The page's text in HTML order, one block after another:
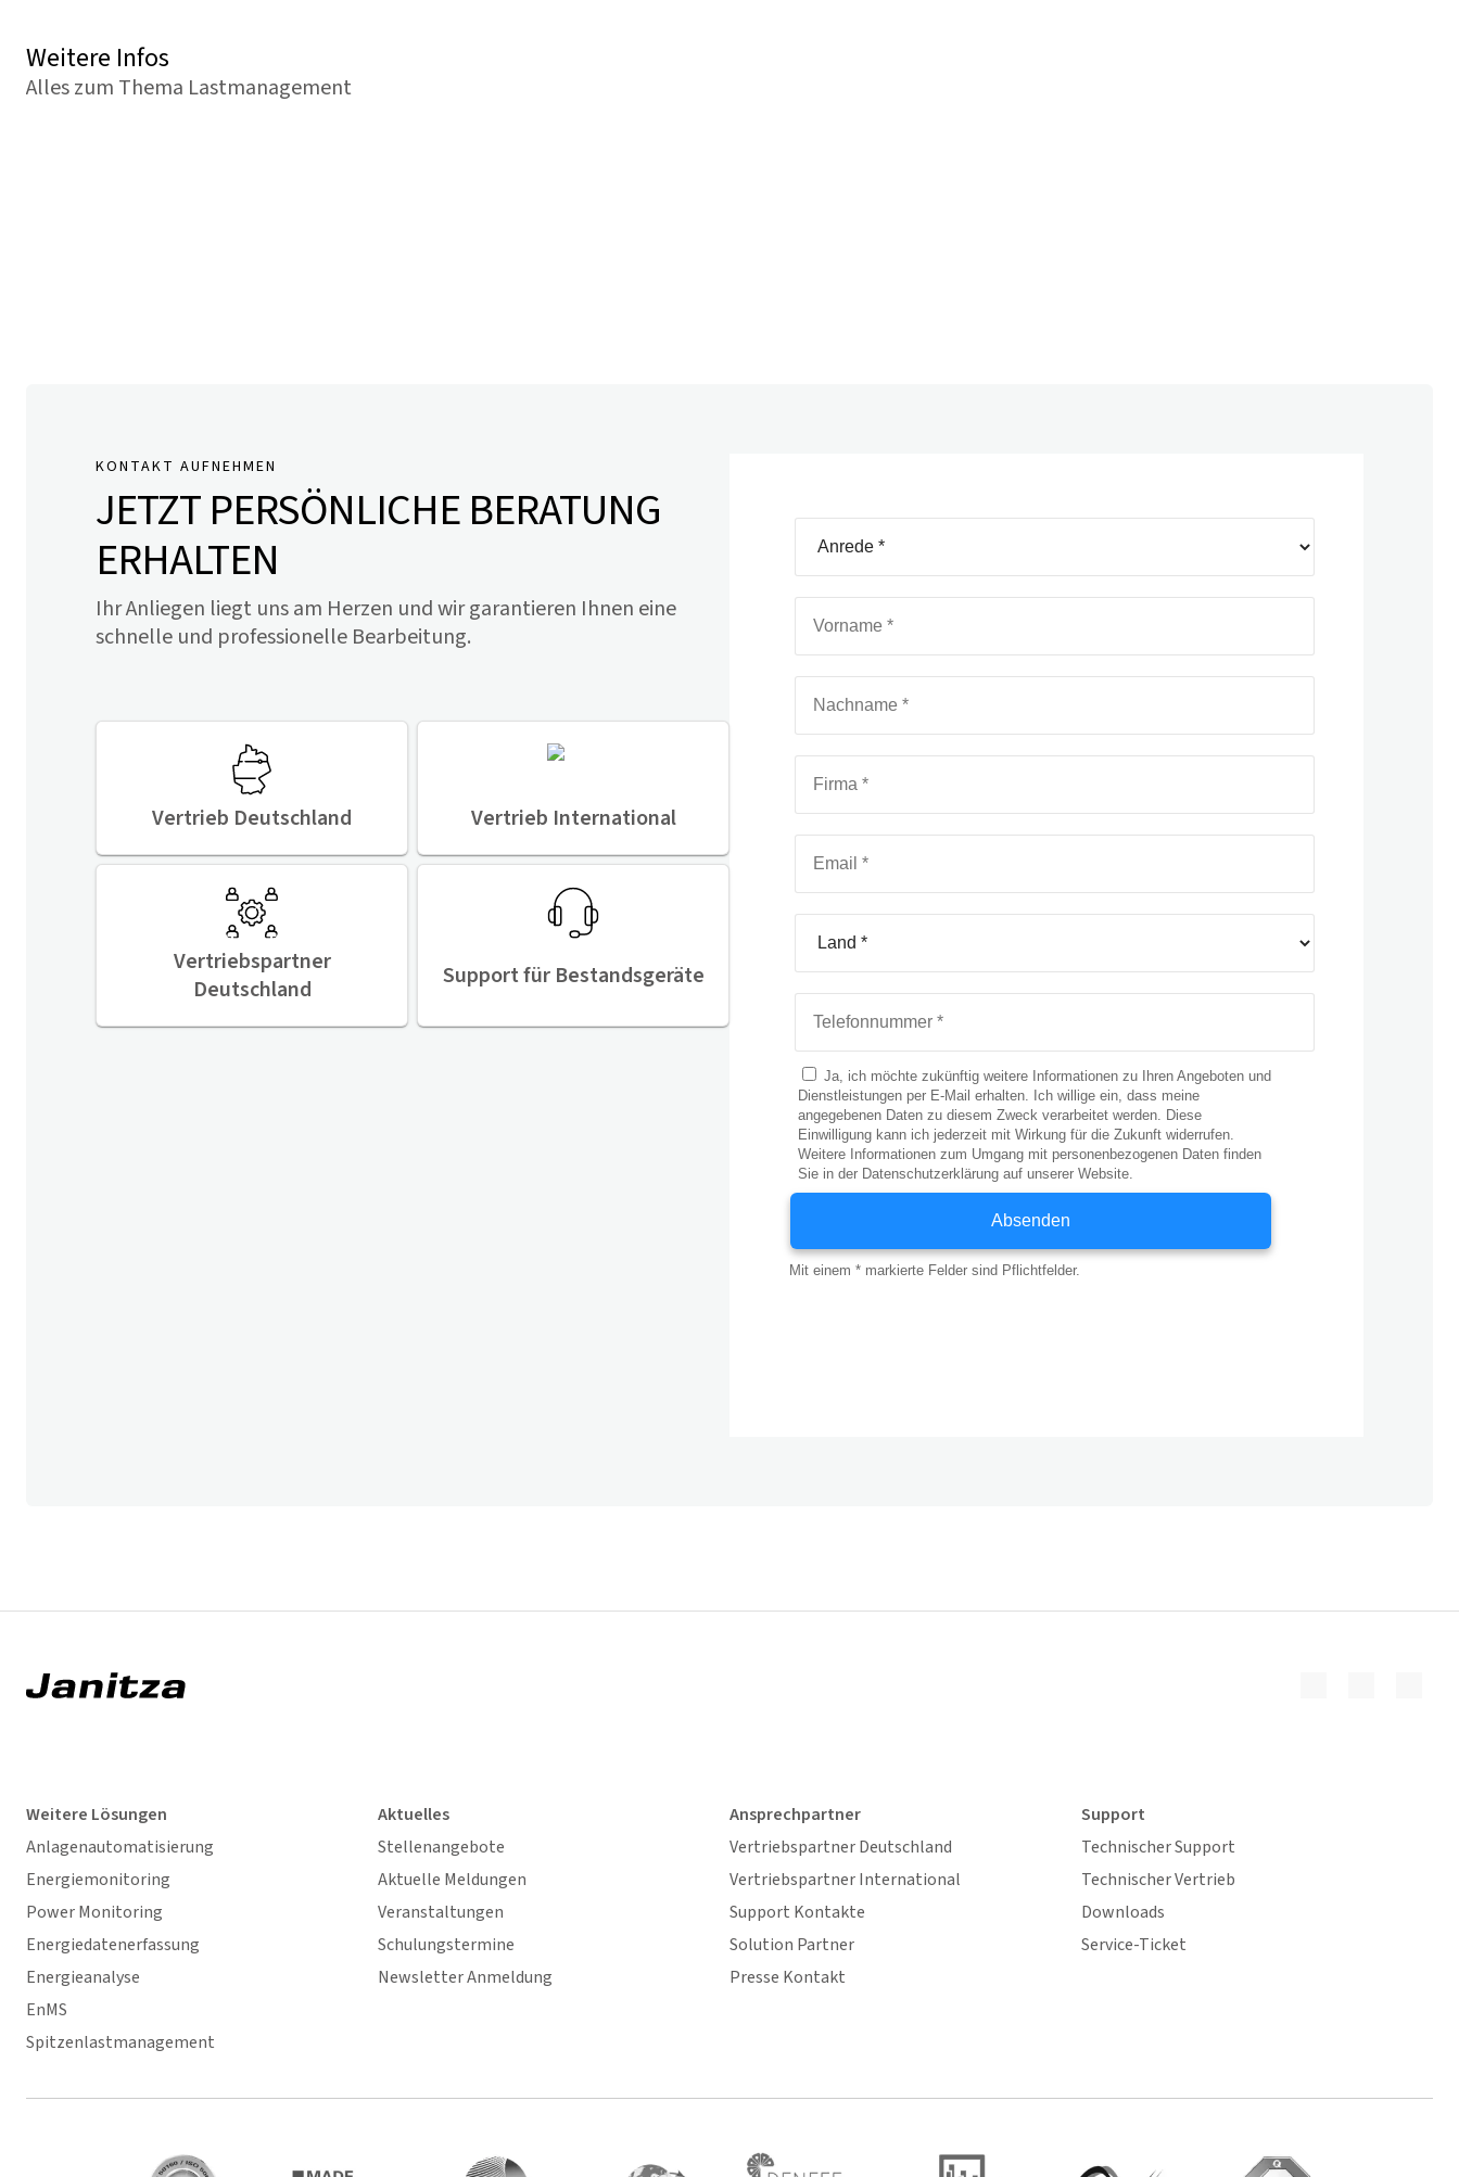
Weitere Infos
Alles zum Thema Lastmanagement
KONTAKT AUFNEHMEN
JETZT PERSÖNLICHE BERATUNG
ERHALTEN
Ihr Anliegen liegt uns am Herzen und wir garantieren Ihnen eine
schnelle und professionelle Bearbeitung.
Vertrieb Deutschland Vertrieb International
Vertriebspartner
Deutschland
Support für Bestandsgeräte
Weitere Lösungen
Anlagenautomatisierung
Energiemonitoring
Power Monitoring
Energiedatenerfassung
Energieanalyse
EnMS
Spitzenlastmanagement
Aktuelles
Stellenangebote
Aktuelle Meldungen
Veranstaltungen
Schulungstermine
Newsletter Anmeldung
Ansprechpartner
Vertriebspartner Deutschland
Vertriebspartner International
Support Kontakte
Solution Partner
Presse Kontakt
Support
Technischer Support
Technischer Vertrieb
Downloads
Service-Ticket